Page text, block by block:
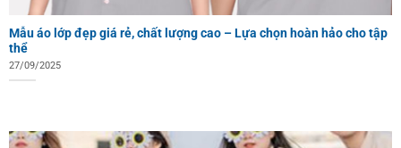
Mẫu áo lớp đẹp giá rẻ, chất lượng cao – Lựa chọn hoàn hảo cho tập
thể
27/09/2025